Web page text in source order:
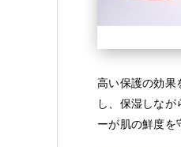
高い保護の効果
し、保湿しな
ーが肌の鮮度を